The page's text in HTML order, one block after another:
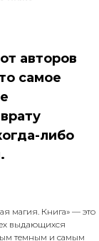
авторов
самое
либо
магия. Книга» — это
выдающихся
темным и самым